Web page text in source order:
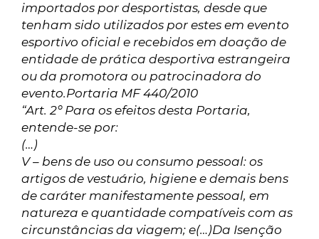
importados por desportistas, desde que
tenham sido utilizados por estes em evento
esportivo oficial e recebidos em doação de
entidade de prática desportiva estrangeira
ou da promotora ou patrocinadora do
evento.Portaria MF 440/2010
“Art. 2º Para os efeitos desta Portaria,
entende-se por:
(…)
V – bens de uso ou consumo pessoal: os
artigos de vestuário, higiene e demais bens
de caráter manifestamente pessoal, em
natureza e quantidade compatíveis com as
circunstâncias da viagem; e(…)Da Isenção